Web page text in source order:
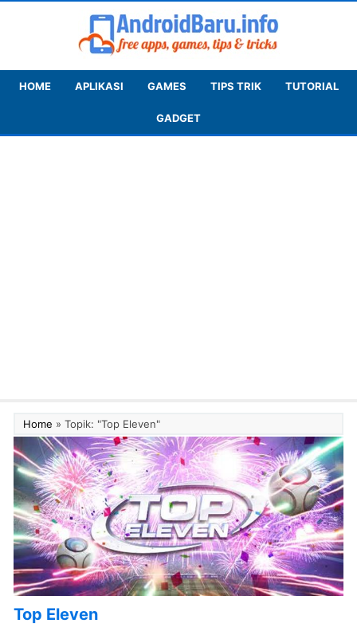
HOME APLIKASI GAMES TIPS TRIK TUTORIAL
GADGET
Home » Topik: "Top Eleven"
Top Eleven